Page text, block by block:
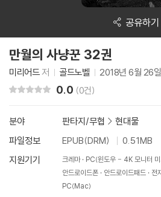
공유하기
만월의 사냥꾼 32권
미리어드저 골드노벨 2018년 6월 26일
0.0 (0건)
분야 판타지/무협 > 현대물
파일정보
EPUB(DRM)
0.51MB
지원기기
크레마 PC(윈도우 - 4K 모니터 미
안드로이드폰
안드로이드패드
전
PC(Mac)